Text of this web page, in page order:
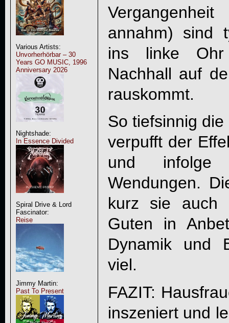
Various Artists:
Unvorherhörbar – 30
Years GO MUSIC, 1996
Anniversary 2026
Nightshade:
In Essence Divided
Spiral Drive & Lord
Fascinator:
Reise
Jimmy Martin:
Past To Present
annahm) sind
ins linke
Nachhall auf
rauskommt.
So tiefsinnig
verpufft der
und infolge
Wendungen.
kurz sie
Guten in
Dynamik und
viel.
FAZIT:
inszeniert und